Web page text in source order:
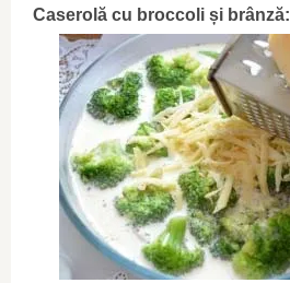
Caserolă cu broccoli și brânză: